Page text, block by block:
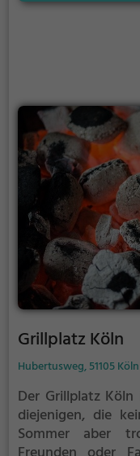
Grillplatz Köln
Hubertusweg, 51105 Köln
Der Grillplatz
diejenigen, die
Sommer aber